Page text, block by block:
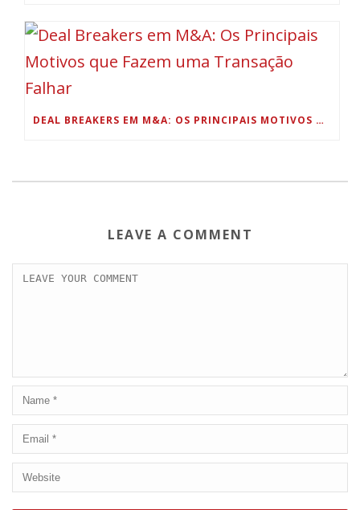
DEAL BREAKERS EM M&A: OS PRINCIPAIS MOTIVOS QUE FAZEM UMA TRANSAÇÃO FALHAR
LEAVE A COMMENT